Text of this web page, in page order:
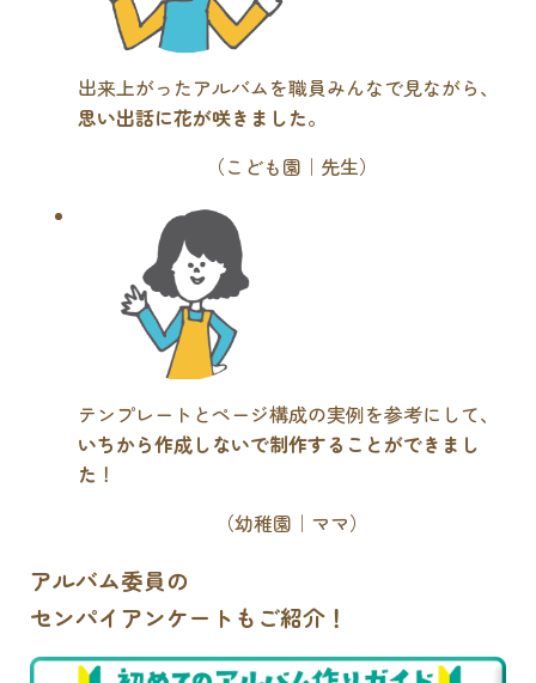
出来上がったアルバムを職員みんなで見ながら、
思い出話に花が咲きました。
（こども園｜先生）
テンプレートとページ構成の実例を参考にして、
いちから作成しないで制作することができまし
た ！
（幼稚園｜ママ）
アルバム委員の
センパイアンケートもご紹介！